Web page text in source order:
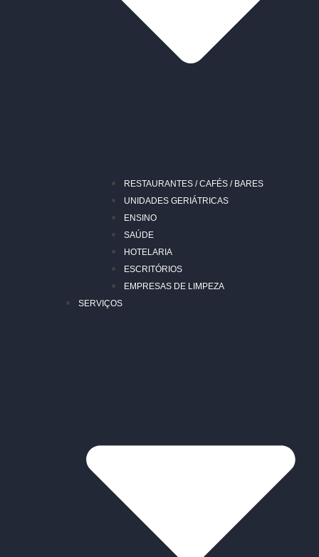
RESTAURANTES / CAFÉS / BARES
UNIDADES GERIÁTRICAS
ENSINO
SAÚDE
HOTELARIA
ESCRITÓRIOS
EMPRESAS DE LIMPEZA
SERVIÇOS